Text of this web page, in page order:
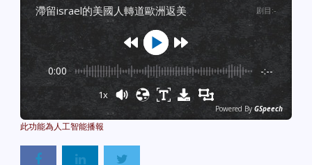
滯留israel的美國人轉道歐洲返美 剧目 :-
0:00 -:--
1x
Powered By GSpeech